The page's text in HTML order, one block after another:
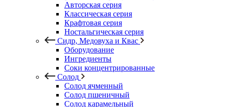
Авторская серия
Классическая серия
Крафтовая серия
Ностальгическая серия
Сидр, Медовуха и Квас
Оборудование
Ингредиенты
Соки концентрированные
Солод
Солод ячменный
Солод пшеничный
Солод карамельный